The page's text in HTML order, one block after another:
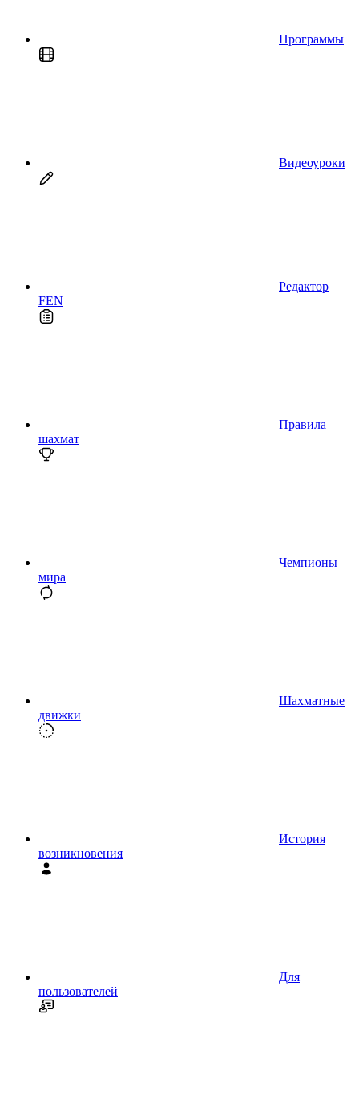
Программы
Видеоуроки
Редактор
FEN
Правила
шахмат
Чемпионы
мира
Шахматные
движки
История
возникновения
Для
пользователей